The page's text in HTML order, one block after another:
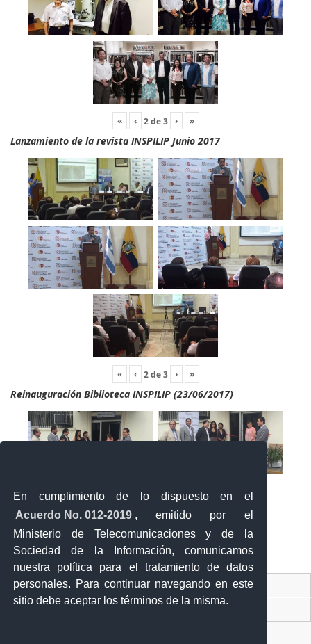
En cumplimiento de lo dispuesto en el
Acuerdo No. 012-2019 , emitido por el
Ministerio de Telecomunicaciones y de la
Sociedad de la Información, comunicamos
nuestra política para el tratamiento de datos
personales. Para continuar navegando en este
sitio debe aceptar los términos de la misma.
« ‹ 2de3 › »
Lanzamiento de la revista INSPILIP Junio 2017
« ‹ 2de3 › »
Reinauguración Biblioteca INSPILIP (23/06/2017)
Contacto Ciudadano Digital